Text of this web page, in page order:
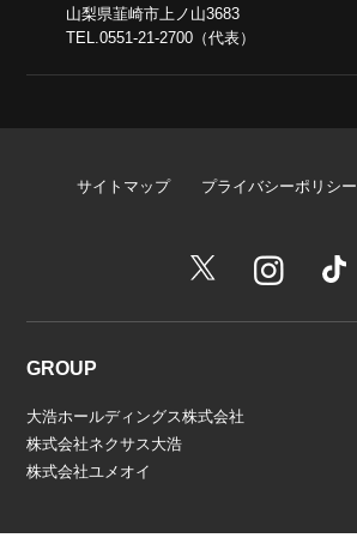
山梨県韮崎市上ノ山3683
TEL.0551-21-2700（代表）
サイトマップ プライバシーポリシー
GROUP
大浩ホールディングス株式会社
株式会社ネクサス大浩
株式会社ユメオイ